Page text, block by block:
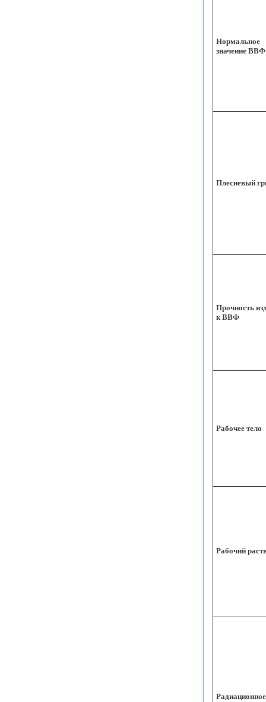
Нормальное
значение ВВФ
Плесневый
Прочность
к ВВФ
Рабочее тело
Рабочий
Радиационное